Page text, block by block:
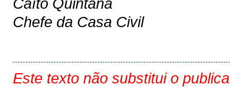
Chefe da Casa Civil
Este texto não substitui o